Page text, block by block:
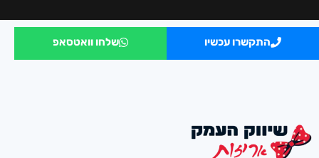
התקשרו עכשיו שלחו וואטסאפ